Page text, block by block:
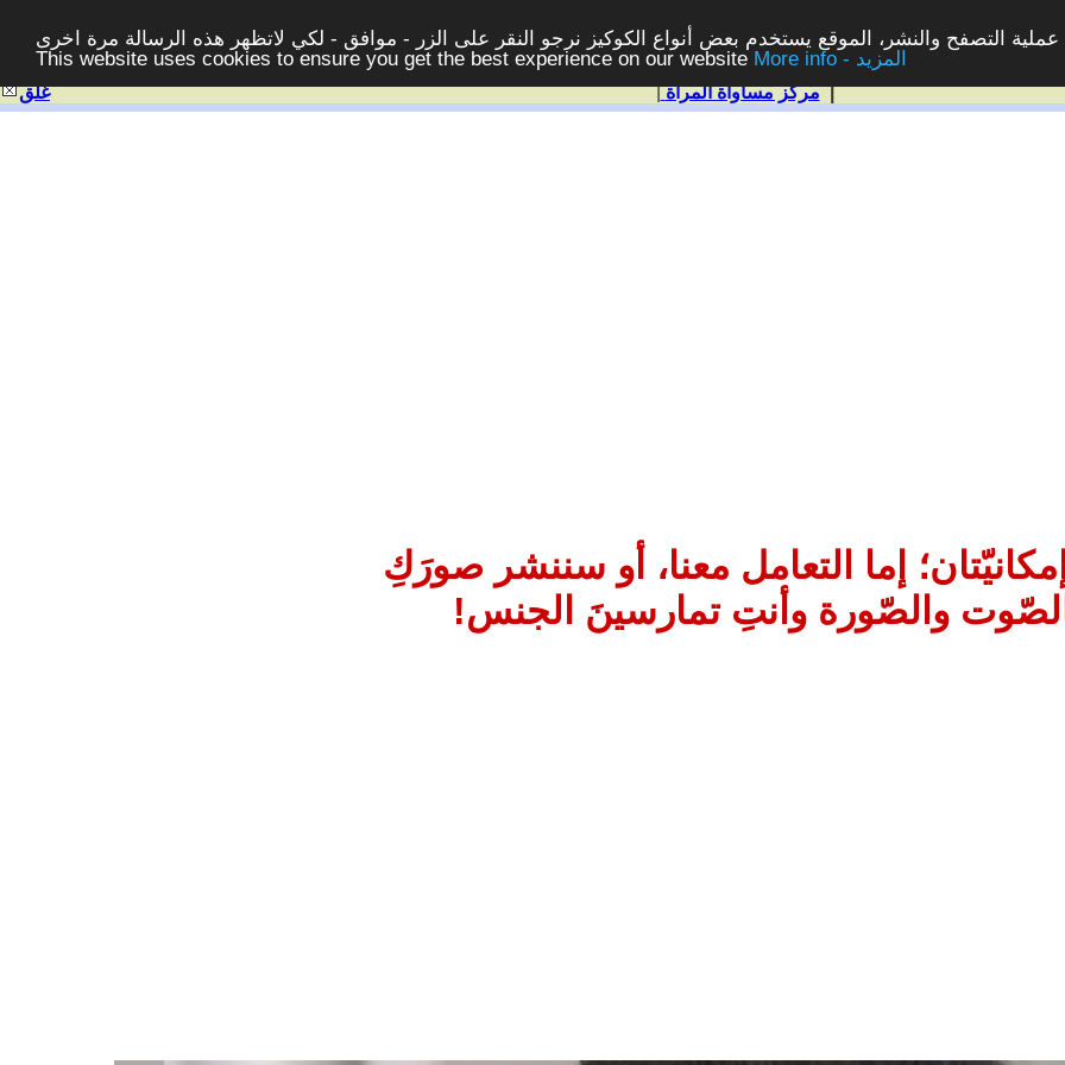
التصفح والنشر، الموقع يستخدم بعض أنواع الكوكيز نرجو النقر على الزر - موافق - لكي لاتظهر هذه الرسالة مرة اخرى -
This website uses cookies to ensure you get the best experience on our website
More info - المزيد
غلق | مركز مساواة المرأة|
إما التعامل معنا، أو سننشر صورَكِ
والصّورة وأنتِ تمارسينَ الجنس!